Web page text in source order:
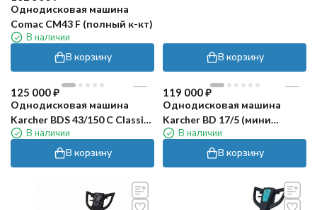
Однодисковая машина
Comac CM43 F (полный к-кт)
В наличии
В корзину В корзину
125 000₽
Однодисковая машина
Karcher BDS 43/150 C Classic
with tank
В наличии
В корзину
119 000₽
Однодисковая машина
Karcher BD 17/5 (мини
ротор)
В наличии
В корзину